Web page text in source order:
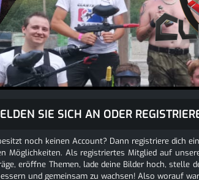
SIE SICH AN ODER
noch keinen Account? Dann registriere dich
Möglichkeiten. Als registriertes Mitglied auf
eröffne Themen, lade deine Bilder hoch,
und gemeinsam zu wachsen! Also worauf